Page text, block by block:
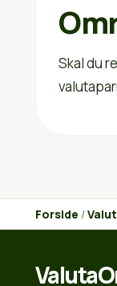
Skal du
Forside /